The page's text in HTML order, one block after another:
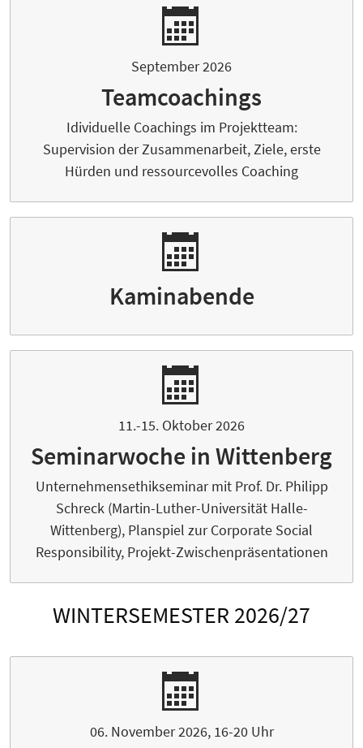
September 2026
Teamcoachings
Idividuelle Coachings im Projektteam:
Supervision der Zusammenarbeit, Ziele, erste
Hürden und ressourcevolles Coaching
Kaminabende
11.-15. Oktober 2026
Seminarwoche in Wittenberg
Unternehmensethikseminar mit Prof. Dr. Philipp
Schreck (Martin-Luther-Universität Halle-
Wittenberg), Planspiel zur Corporate Social
Responsibility, Projekt-Zwischenpräsentationen
WINTERSEMESTER 2026/27
06. November 2026, 16-20 Uhr